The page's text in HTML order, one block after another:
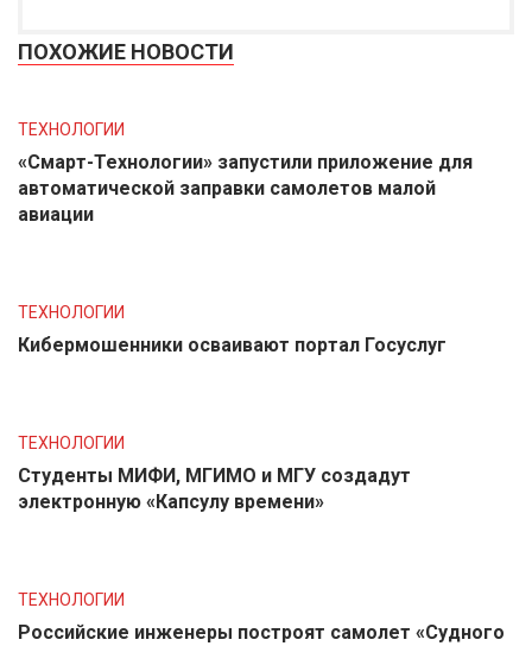
ПОХОЖИЕ НОВОСТИ
ТЕХНОЛОГИИ
«Смарт-Технологии» запустили приложение для
автоматической заправки самолетов малой
авиации
ТЕХНОЛОГИИ
Кибермошенники осваивают портал Госуслуг
ТЕХНОЛОГИИ
Студенты МИФИ, МГИМО и МГУ создадут
электронную «Капсулу времени»
ТЕХНОЛОГИИ
Российские инженеры построят самолет «Судного